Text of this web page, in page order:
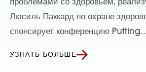
проблемами со здоровьем,
Люсиль Паккард по охране
спонсирует конференцию
УЗНАТЬ БОЛЬШЕ